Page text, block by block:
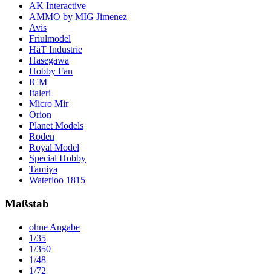
AK Interactive
AMMO by MIG Jimenez
Avis
Friulmodel
HäT Industrie
Hasegawa
Hobby Fan
ICM
Italeri
Micro Mir
Orion
Planet Models
Roden
Royal Model
Special Hobby
Tamiya
Waterloo 1815
Maßstab
ohne Angabe
1/35
1/350
1/48
1/72